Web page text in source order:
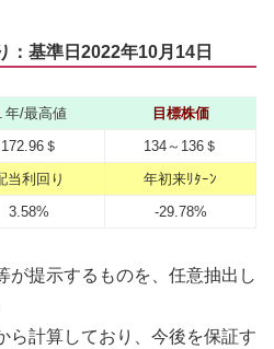
：基準日2022年10月14日
年/最高値
目標株価
172.96＄
134～136＄
当利回り
年初来ﾘﾀｰﾝ
3.58% -29.78%
が提示するものを、任意抽出し
ら計算しており、今後を保証す